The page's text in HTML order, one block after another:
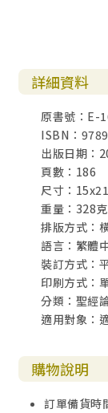
詳細資料
原書號：E-
ISBN：
出版日期：
頁數：186
尺寸：
重量：328克
排版方式：
語言：繁體
裝訂方式：
印刷方式：
分類：聖經
適用對象：
購物說明
訂單備貨時